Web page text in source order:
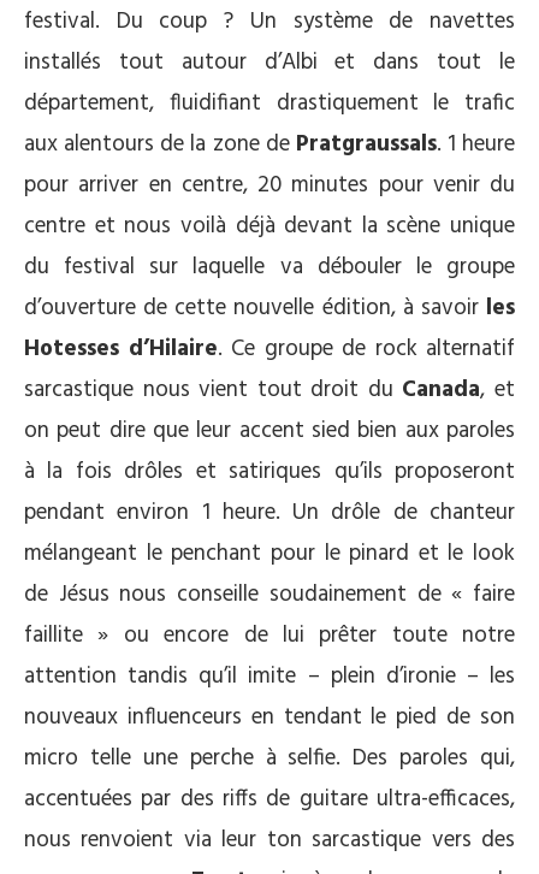
festival. Du coup ? Un système de navettes
installés tout autour d’Albi et dans tout le
département, fluidifiant drastiquement le trafic
aux alentours de la zone de Pratgraussals. 1 heure
pour arriver en centre, 20 minutes pour venir du
centre et nous voilà déjà devant la scène unique
du festival sur laquelle va débouler le groupe
d’ouverture de cette nouvelle édition, à savoirles
Hotesses d’Hilaire. Ce groupe de rock alternatif
sarcastique nous vient tout droit du Canada, et
on peut dire que leur accent sied bien aux paroles
à la fois drôles et satiriques qu’ils proposeront
pendant environ 1 heure. Un drôle de chanteur
mélangeant le penchant pour le pinard et le look
de Jésus nous conseille soudainement de « faire
faillite » ou encore de lui prêter toute notre
attention tandis qu’il imite – plein d’ironie – les
nouveaux influenceurs en tendant le pied de son
micro telle une perche à selfie. Des paroles qui,
accentuées par des riffs de guitare ultra-efficaces,
nous renvoient via leur ton sarcastique vers des